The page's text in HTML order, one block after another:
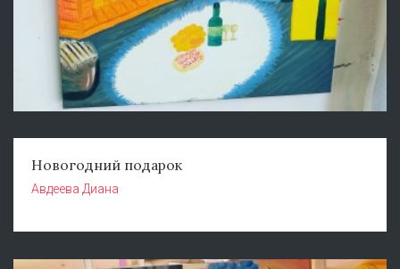
Новогодний подарок
Авдеева Диана